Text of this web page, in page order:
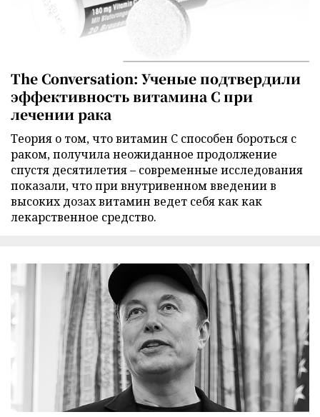
The Conversation: Ученые подтвердили
эффективность витамина C при
лечении рака
Теория о том, что витамин C способен бороться с
раком, получила неожиданное продолжение
спустя десятилетия – современные исследования
показали, что при внутривенном введении в
высоких дозах витамин ведет себя как как
лекарственное средство.